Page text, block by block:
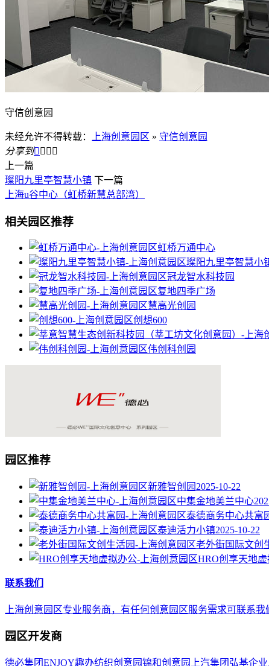
守信创意园
未经允许不得转载： 上海创意园区 » 守信创意园
分享到   
上一篇
璨阳九里亭智慧小镇 下一篇
上海u谷中心（虹桥新慧总部湾）
相关园区推荐
虹桥万通中心
璨阳九里亭智慧小
冠龙智水科技园
复地四季广场
慧高光创园
创想600
伟创科创园
园区推荐
新雅智创园 2025-10-22
中集金地美兰中心
泰德商务中心共富
泰迪活力小镇2025-10-22
老外街国际文创
HRO创享天地
联系我们
上海创意园区专业服务商，有任何创意园区服务需求可联系我
园区开发商
德必集团ENJOY趣办纺织创意园锦和创意园 上汽集团 弘基企业